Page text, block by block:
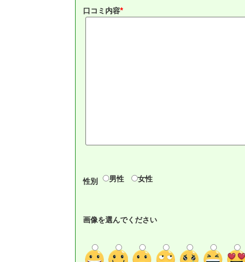
口コミ内容*
性別 男性 女性
画像を選んでください